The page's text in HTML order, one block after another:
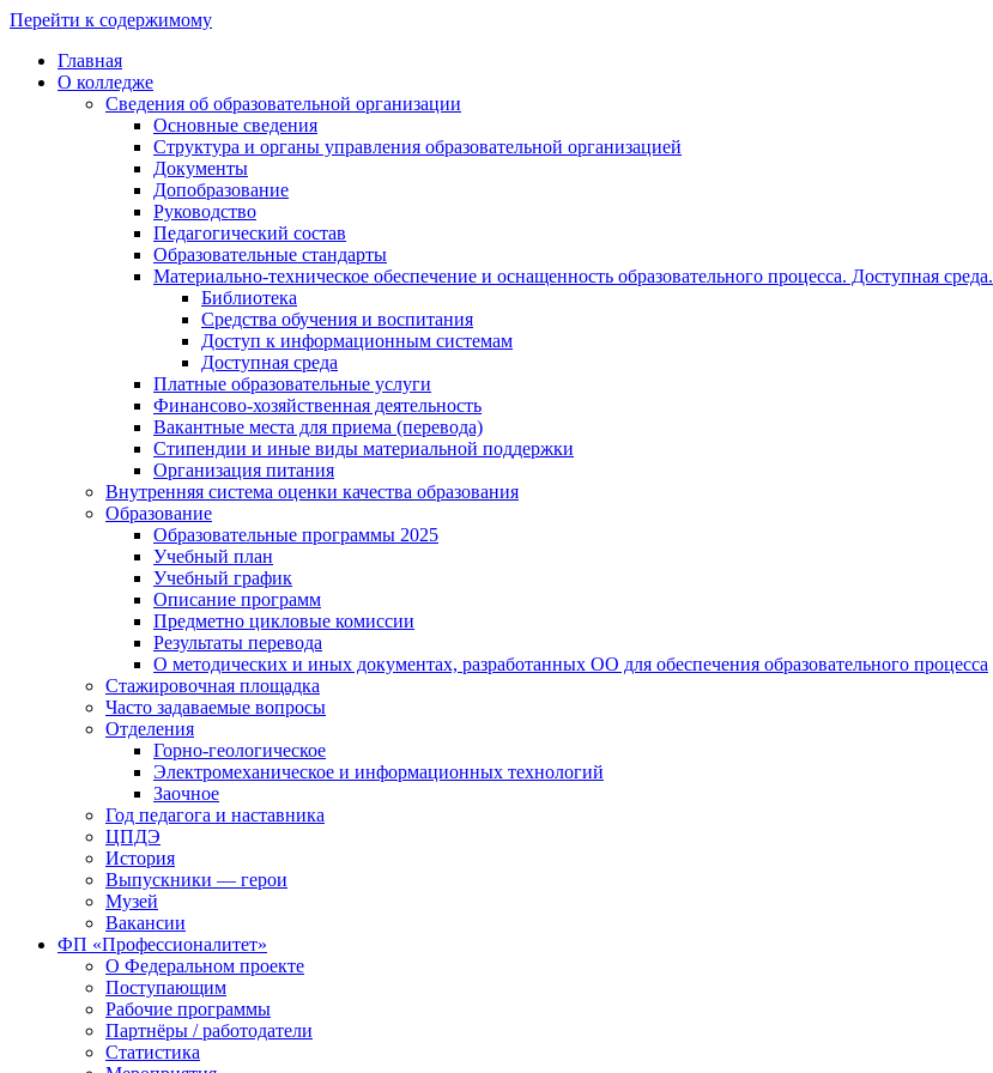
Перейти к содержимому
Главная
О колледже
Сведения об образовательной организации
Основные сведения
Структура и органы управления образовательной организацией
Документы
Допобразование
Руководство
Педагогический состав
Образовательные стандарты
Материально-техническое обеспечение и оснащенность образовательного процесса. Доступная среда.
Библиотека
Средства обучения и воспитания
Доступ к информационным системам
Доступная среда
Платные образовательные услуги
Финансово-хозяйственная деятельность
Вакантные места для приема (перевода)
Стипендии и иные виды материальной поддержки
Организация питания
Внутренняя система оценки качества образования
Образование
Образовательные программы 2025
Учебный план
Учебный график
Описание программ
Предметно цикловые комиссии
Результаты перевода
О методических и иных документах, разработанных ОО для обеспечения образовательного процесса
Стажировочная площадка
Часто задаваемые вопросы
Отделения
Горно-геологическое
Электромеханическое и информационных технологий
Заочное
Год педагога и наставника
ЦПДЭ
История
Выпускники — герои
Музей
Вакансии
ФП «Профессионалитет»
О Федеральном проекте
Поступающим
Рабочие программы
Партнёры / работодатели
Статистика